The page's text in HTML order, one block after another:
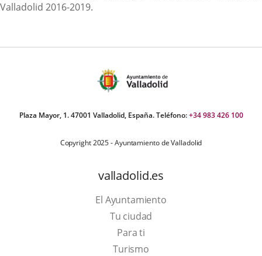
Valladolid 2016-2019.
Plaza Mayor, 1. 47001 Valladolid, España. Teléfono:+34 983 426 100
Copyright 2025 - Ayuntamiento de Valladolid
valladolid.es
El Ayuntamiento
Tu ciudad
Para ti
TurismoThis